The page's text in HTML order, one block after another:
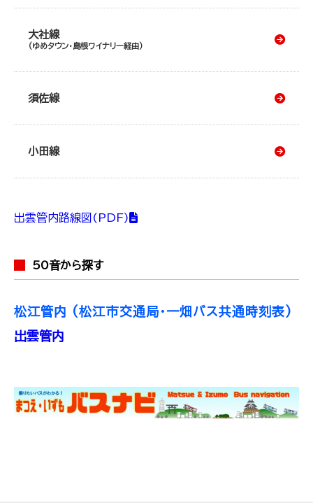
大社線
（ゆめタウン・島根ワイナリー経由）
須佐線
小田線
出雲管内路線図(PDF)
50音から探す
松江管内 (松江市交通局・一畑バス共通時刻表)
出雲管内